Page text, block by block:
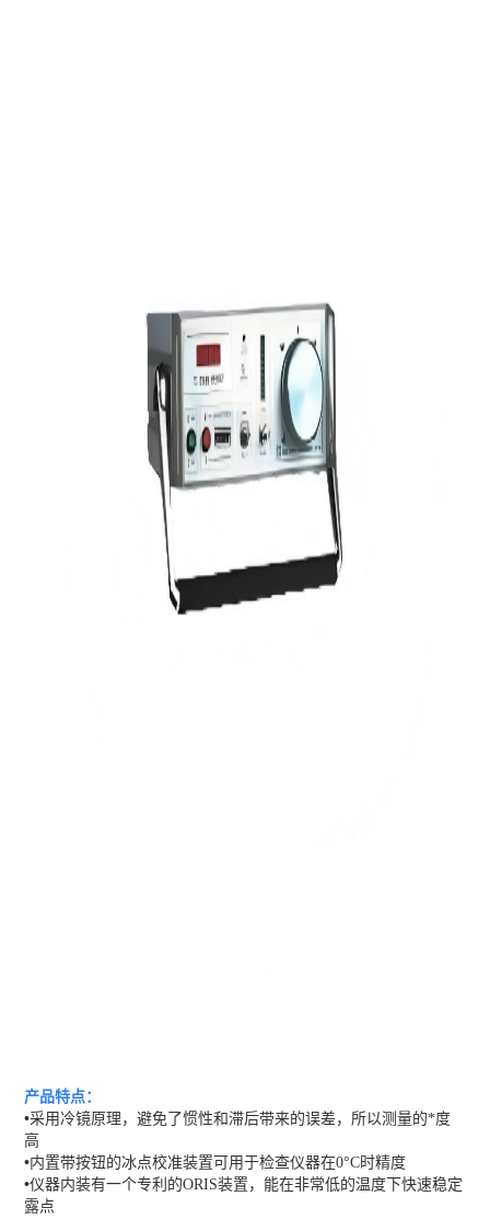
产品特点：
•采用冷镜原理，避免了惯性和滞后带来的误差，所以测量的*度
高
•内置带按钮的冰点校准装置可用于检查仪器在0°C时精度
•仪器内装有一个专利的ORIS装置，能在非常低的温度下快速稳定
露点